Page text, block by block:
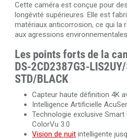
Cette caméra est conçue pour
longévité supérieures. Elle est
matériaux anticorrosion, ce qui la
aux agressions
Les points forts de la
DS-2CD2387G3-
STD/BLACK
Capteur haute définition 4K
Intelligence Artificielle
Technologie exclusive Smart
ColorVu 3.0
Vision de nuit intelligente